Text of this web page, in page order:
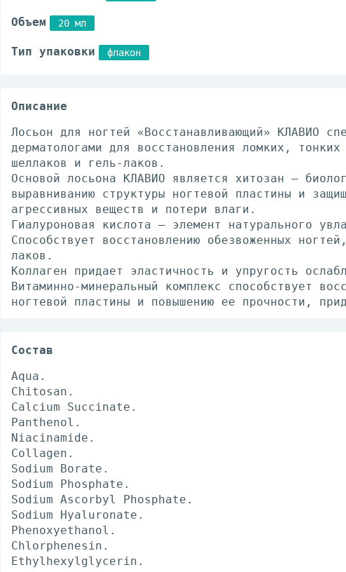
Объем 20 мл
Тип упаковки флакон
Описание
Лосьон для ногтей «Восстанавливающий» КЛАВИО
дерматологами для восстановления ломких,
шеллаков и гель-лаков.
Основой лосьона КЛАВИО является хитозан –
выравниванию структуры ногтевой пластины и
агрессивных веществ и потери влаги.
Гиалуроновая кислота – элемент натурального
Способствует восстановлению обезвоженных
лаков.
Коллаген придает эластичность и упругость
Витаминно-минеральный комплекс способствует
ногтевой пластины и повышению ее прочности,
Состав
Aqua.
Сhitosan.
Calcium Succinate.
Panthenol.
Niacinamide.
Collagen.
Sodium Borate.
Sodium Phosphate.
Sodium Ascorbyl Phosphate.
Sodium Hyaluronate.
Phenoxyethanol.
Chlorphenesin.
Ethylhexylglycerin.